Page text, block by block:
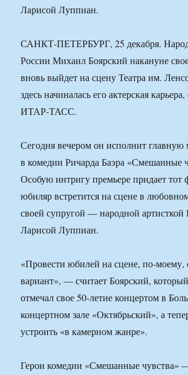
Ларисой Луппиан.
САНКТ-ПЕТЕРБУРГ, 25 декабря.
России Михаил Боярский накануне
вновь выйдет на сцену Театра им.
здесь начиналась его актерская
ИТАР-ТАСС.
Сегодня вечером он исполнит
в комедии Ричарда Баэра «Смешанные
Особую интригу премьере придает тот
юбиляр встретится на сцене в
своей супругой — народной артисткой
Ларисой Луппиан.
«Провести юбилей на сцене, по-
вариант», — считает Боярский,
отмечал свое 50-летие концертом в
концертном зале «Октябрьский», а
устроить «в камерном жанре».
Герои комедии «Смешанные чувства»